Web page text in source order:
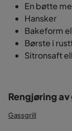
En bøtte
Hansker
Bakeform
Børste i
Sitronsaft
Rengjøring
Gassgrill